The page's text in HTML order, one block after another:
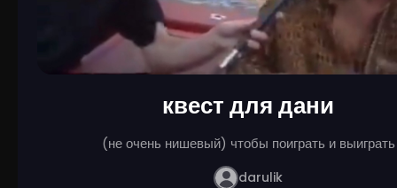
квест для дани
(не очень нишевый) чтобы поиграть и выиграть
darulik